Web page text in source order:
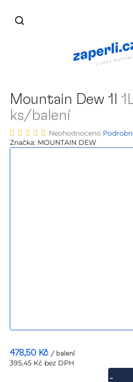
obsah
Mountain Dew 1l
ks/balení
Průměrné
hodnocení
Neohodnoceno
Značka: MOUNTAIN DEW
478,50 Kč / balení
395,45 Kč bez DPH